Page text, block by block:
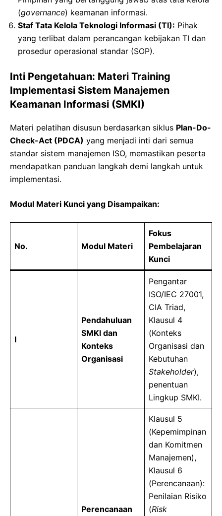
(governance) keamanan informasi.
Staf Tata Kelola Teknologi Informasi (TI): Pihak
yang terlibat dalam perancangan kebijakan TI dan
prosedur operasional standar (SOP).
Inti Pengetahuan: Materi Training
Implementasi Sistem Manajemen
Keamanan Informasi (SMKI)
Materi pelatihan disusun berdasarkan siklus Plan-Do-
Check-Act (PDCA) yang menjadi inti dari semua
standar sistem manajemen ISO, memastikan peserta
mendapatkan panduan langkah demi langkah untuk
implementasi.
Modul Materi Kunci yang Disampaikan:
No. Modul Materi
Fokus
Pembelajaran
Kunci
I
Pendahuluan
SMKI dan
Konteks
Organisasi
Pengantar
ISO/IEC 27001,
CIA Triad,
Klausul 4
(Konteks
Organisasi dan
Kebutuhan
Stakeholder),
penentuan
Lingkup SMKI.
Perencanaan
Klausul 5
(Kepemimpinan
dan Komitmen
Manajemen),
Klausul 6
(Perencanaan):
Penilaian Risiko
(Risk